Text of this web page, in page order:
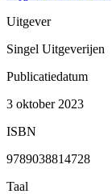
Uitgever
Singel Uitgeverijen
Publicatiedatum
3 oktober 2023
ISBN
9789038814728
Taal